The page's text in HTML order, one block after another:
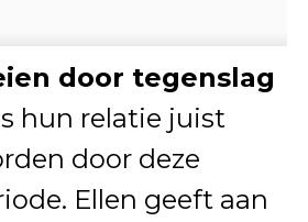
door tegenslag
hun relatie juist
door deze
Ellen geeft aan